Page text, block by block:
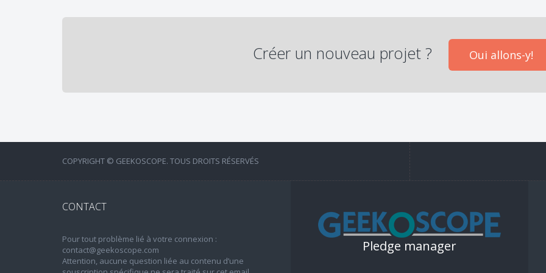
Créer un nouveau projet ? Oui allons-y!
COPYRIGHT © GEEKOSCOPE. TOUS DROITS RÉSERVÉS
CONTACT
Pour tout problème lié à votre connexion :
contact@geekoscope.com
Attention, aucune question liée au contenu d’une
Pledge manager